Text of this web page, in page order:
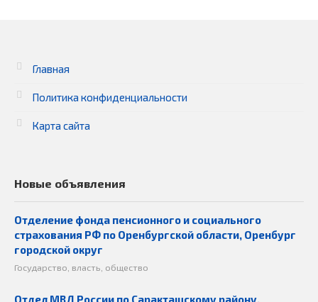
Главная
Политика конфиденциальности
Карта сайта
Новые объявления
Отделение фонда пенсионного и социального
страхования РФ по Оренбургской области, Оренбург
городской округ
Государство, власть, общество
Отдел МВД России по Саракташскому району,